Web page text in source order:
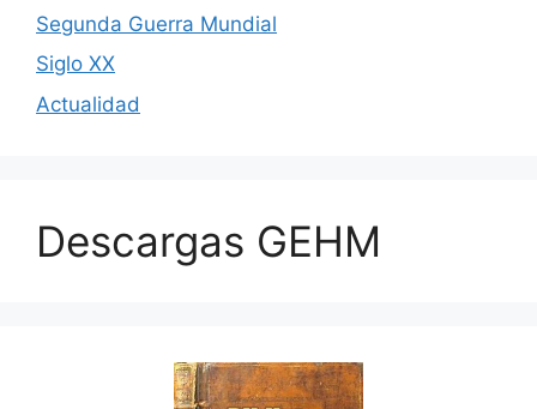
Segunda Guerra Mundial
Siglo XX
Actualidad
Descargas GEHM